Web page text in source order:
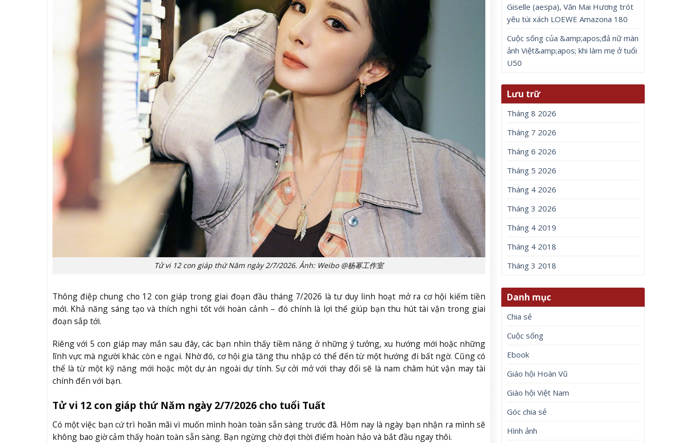
Tử vi 12 con giáp thứ Năm ngày 2/7/2026. Ảnh: Weibo @杨幂工作室
Thông điệp chung cho 12 con giáp trong giai đoạn đầu tháng 7/2026 là tư duy linh hoạt mở ra cơ hội kiếm tiền
mới. Khả năng sáng tạo và thích nghi tốt với hoàn cảnh – đó chính là lợi thế giúp bạn thu hút tài vận trong giai
đoạn sắp tới.
Riêng với 5 con giáp may mắn sau đây, các bạn nhìn thấy tiềm năng ở những ý tưởng, xu hướng mới hoặc những
lĩnh vực mà người khác còn e ngại. Nhờ đó, cơ hội gia tăng thu nhập có thể đến từ một hướng đi bất ngờ. Cũng có
thể là từ một kỹ năng mới hoặc một dự án ngoài dự tính. Sự cởi mở với thay đổi sẽ là nam châm hút vận may tài
chính đến với bạn.
Tử vi 12 con giáp thứ Năm ngày 2/7/2026 cho tuổi Tuất
Có một việc bạn cứ trì hoãn mãi vì muốn mình hoàn toàn sẵn sàng trước đã. Hôm nay là ngày bạn nhận ra mình sẽ
không bao giờ cảm thấy hoàn toàn sẵn sàng. Bạn ngừng chờ đợi thời điểm hoàn hảo và bắt đầu ngay thôi.
Giselle (aespa), Văn Mai Hương trót
yêu túi xách LOEWE Amazona 180
Cuộc sống của &amp;apos;đả nữ màn
ảnh Việt&amp;apos; khi làm mẹ ở tuổi
U50
Lưu trữ
Tháng 8 2026
Tháng 7 2026
Tháng 6 2026
Tháng 5 2026
Tháng 4 2026
Tháng 3 2026
Tháng 4 2019
Tháng 4 2018
Tháng 3 2018
Danh mục
Chia sẻ
Cuộc sống
Ebook
Giáo hội Hoàn Vũ
Giáo hội Việt Nam
Góc chia sẻ
Hình ảnh